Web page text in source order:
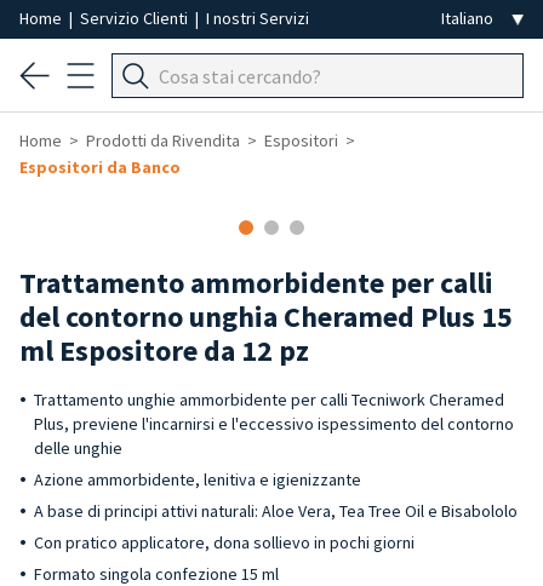
Home | Servizio Clienti | I nostri Servizi
Home Prodotti da Rivendita
Espositori
Espositori da Banco
Trattamento ammorbidente per calli
del contorno unghia Cheramed Plus 15
ml Espositore da 12 pz
Trattamento unghie ammorbidente per calli Tecniwork Cheramed
Plus, previene l'incarnirsi e l'eccessivo ispessimento del contorno
delle unghie
Azione ammorbidente, lenitiva e igienizzante
A base di principi attivi naturali: Aloe Vera, Tea Tree Oil e Bisabololo
Con pratico applicatore, dona sollievo in pochi giorni
Formato singola confezione 15 ml